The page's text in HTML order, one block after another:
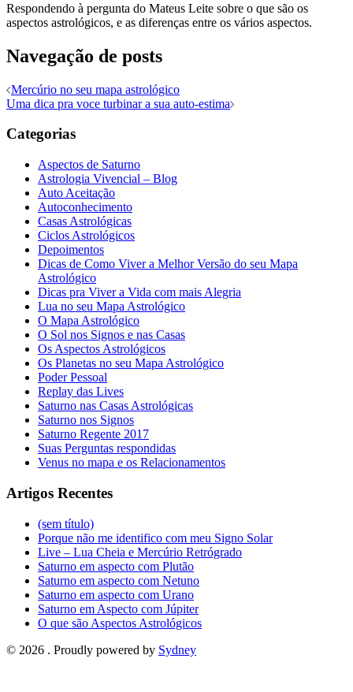
Respondendo à pergunta do Mateus Leite sobre o que são os
aspectos astrológicos, e as diferenças entre os vários aspectos.
Navegação de posts
Mercúrio no seu mapa astrológico
Uma dica pra voce turbinar a sua auto-estima
Categorias
Aspectos de Saturno
Astrologia Vivencial – Blog
Auto Aceitação
Autoconhecimento
Casas Astrológicas
Ciclos Astrológicos
Depoimentos
Dicas de Como Viver a Melhor Versão do seu Mapa
Astrológico
Dicas pra Viver a Vida com mais Alegria
Lua no seu Mapa Astrológico
O Mapa Astrológico
O Sol nos Signos e nas Casas
Os Aspectos Astrológicos
Os Planetas no seu Mapa Astrológico
Poder Pessoal
Replay das Lives
Saturno nas Casas Astrológicas
Saturno nos Signos
Saturno Regente 2017
Suas Perguntas respondidas
Venus no mapa e os Relacionamentos
Artigos Recentes
(sem título)
Porque não me identifico com meu Signo Solar
Live – Lua Cheia e Mercúrio Retrógrado
Saturno em aspecto com Plutão
Saturno em aspecto com Netuno
Saturno em aspecto com Urano
Saturno em Aspecto com Júpiter
O que são Aspectos Astrológicos
© 2026 . Proudly powered by Sydney